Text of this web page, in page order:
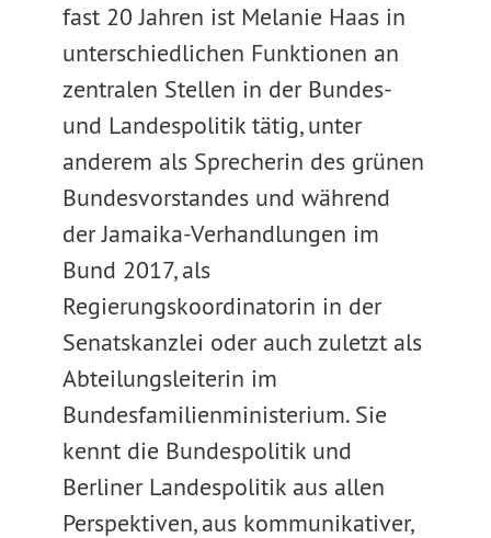
fast 20 Jahren ist Melanie Haas in
unterschiedlichen Funktionen an
zentralen Stellen in der Bundes-
und Landespolitik tätig, unter
anderem als Sprecherin des grünen
Bundesvorstandes und während
der Jamaika-Verhandlungen im
Bund 2017, als
Regierungskoordinatorin in der
Senatskanzlei oder auch zuletzt als
Abteilungsleiterin im
Bundesfamilienministerium. Sie
kennt die Bundespolitik und
Berliner Landespolitik aus allen
Perspektiven, aus kommunikativer,